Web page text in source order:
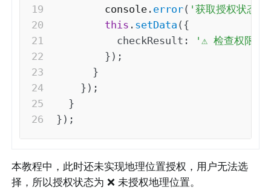
        console
. error( '获取授权状态
this . setData ( {
checkResult :
'⚠️ 检查权限失
} ) ;
}
} ) ;
}
} ) ;
本教程中，此时还未实现地理位置授权，用户无法选
择，所以授权状态为 ❌ 未授权地理位置。